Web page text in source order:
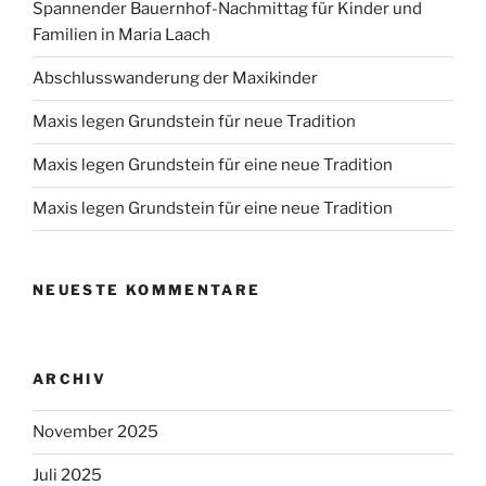
Spannender Bauernhof-Nachmittag für Kinder und
Familien in Maria Laach
Abschlusswanderung der Maxikinder
Maxis legen Grundstein für neue Tradition
Maxis legen Grundstein für eine neue Tradition
Maxis legen Grundstein für eine neue Tradition
NEUESTE KOMMENTARE
ARCHIV
November 2025
Juli 2025